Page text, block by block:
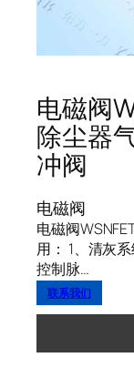
电磁阀
除尘器
冲阀
电磁阀
电磁阀
用： 1、清灰
控制脉…
联系我们